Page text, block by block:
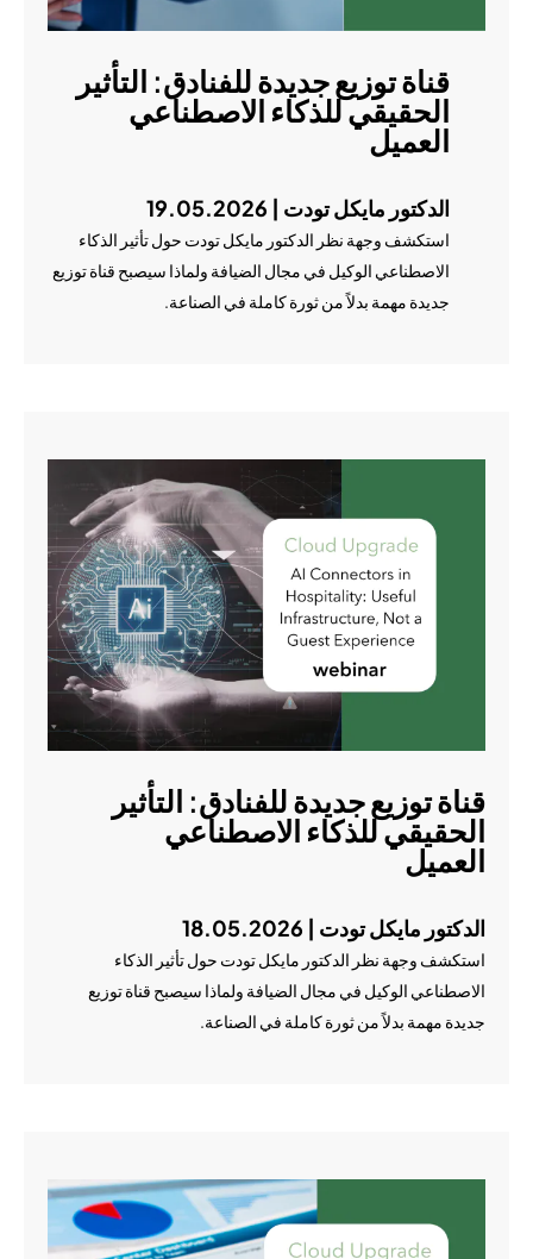
قناة توزيع جديدة للفنادق: التأثير
الحقيقي للذكاء الاصطناعي
العميل
الدكتور مايكل تودت | 19.05.2026
استكشف وجهة نظر الدكتور مايكل تودت حول تأثير الذكاء
الاصطناعي الوكيل في مجال الضيافة ولماذا سيصبح قناة توزيع
جديدة مهمة بدلاً من ثورة كاملة في الصناعة.
قناة توزيع جديدة للفنادق: التأثير
الحقيقي للذكاء الاصطناعي
العميل
الدكتور مايكل تودت | 18.05.2026
استكشف وجهة نظر الدكتور مايكل تودت حول تأثير الذكاء
الاصطناعي الوكيل في مجال الضيافة ولماذا سيصبح قناة توزيع
جديدة مهمة بدلاً من ثورة كاملة في الصناعة.